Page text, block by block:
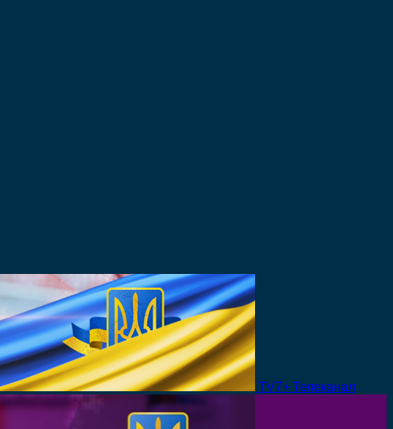
TV7+ Телеканал